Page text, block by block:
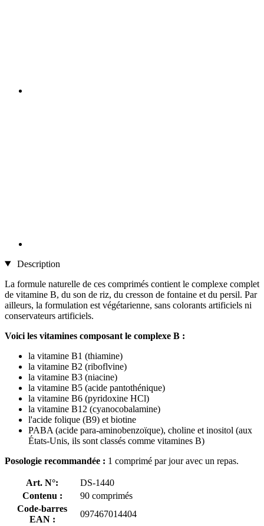
Description
La formule naturelle de ces comprimés contient le complexe complet
de vitamine B, du son de riz, du cresson de fontaine et du persil. Par
ailleurs, la formulation est végétarienne, sans colorants artificiels ni
conservateurs artificiels.
Voici les vitamines composant le complexe B :
la vitamine B1 (thiamine)
la vitamine B2 (riboflvine)
la vitamine B3 (niacine)
la vitamine B5 (acide pantothénique)
la vitamine B6 (pyridoxine HCl)
la vitamine B12 (cyanocobalamine)
l'acide folique (B9) et biotine
PABA (acide para-aminobenzoïque), choline et inositol (aux
États-Unis, ils sont classés comme vitamines B)
Posologie recommandée : 1 comprimé par jour avec un repas.
Art. N°:
DS-1440
Contenu :
90 comprimés
Code-barres
EAN :
097467014404